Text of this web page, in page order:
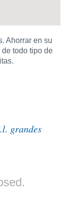
Ahorrar en su
todo tipo de
grandes